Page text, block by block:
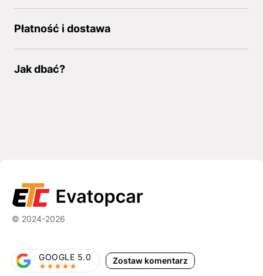
Płatność i dostawa
Jak dbać?
© 2024-2026
Zostaw komentarz
GOOGLE 5.0